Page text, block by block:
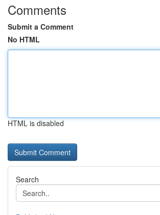
Comments
Submit a Comment
No HTML
HTML is disabled
Search